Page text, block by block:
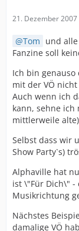
21. Dezember 2007
Tom und
Fanzine soll
Ich bin
mit der VÖ
Auch wenn ich
kann, sehne ich
mittlerweile
Selbst dass wir
Show Party`s)
Alphaville hat
ist \"Für Dich\" -
Musikrichtung
Nächstes
damalige VÖ